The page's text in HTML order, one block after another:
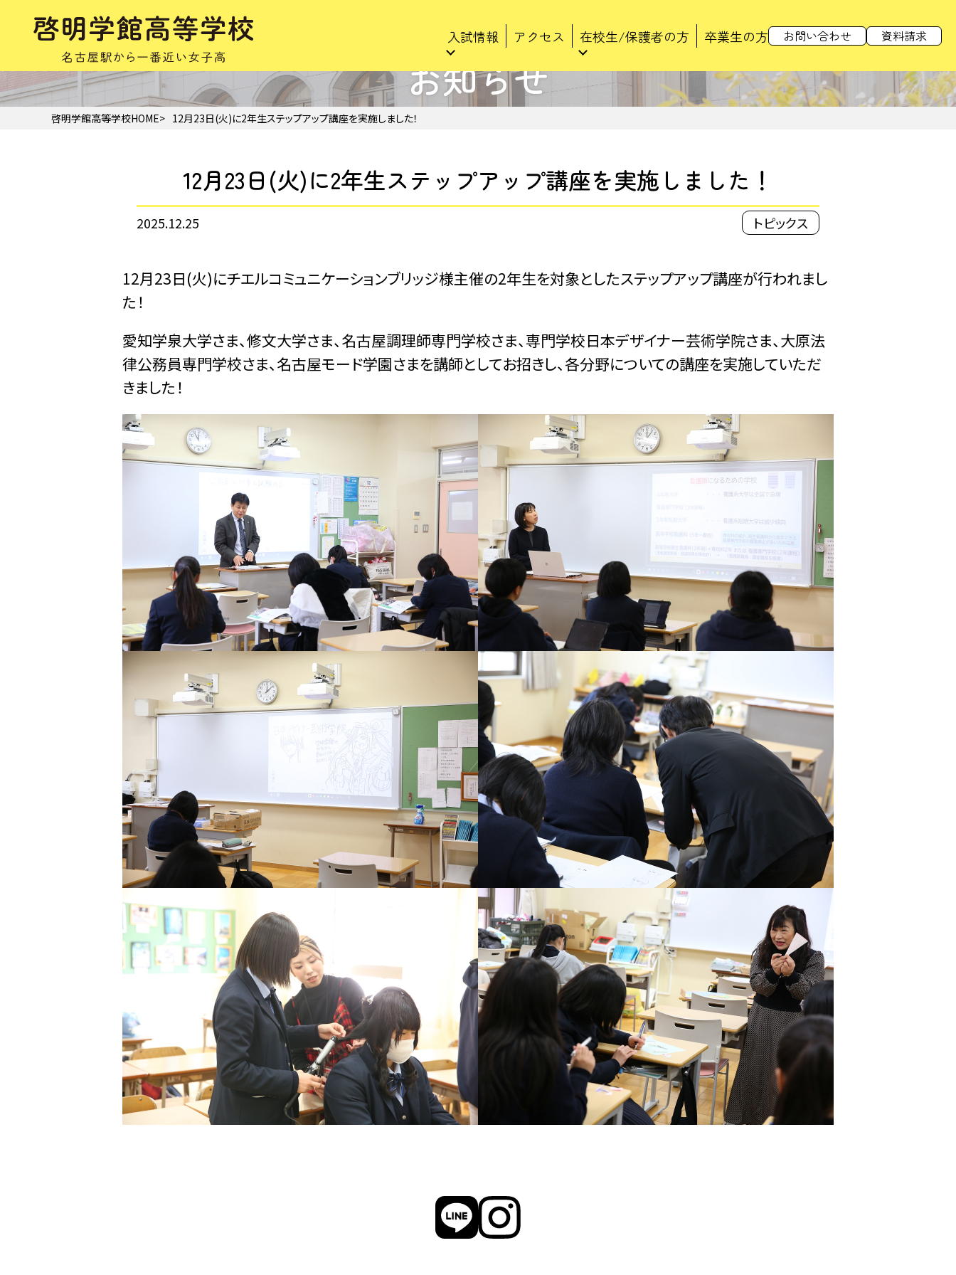
入試情報 アクセス 在校生/保護者の方 卒業生の方 お問い合わせ 資料請求
お知らせ
啓明学館高等学校HOME 12月23日(火)に2年生ステップアップ講座を実施しました！
12月23日(火)に2年生ステップアップ講座を実施しました！
2025.12.25 トピックス
12月23日(火)にチエルコミュニケーションブリッジ様主催の2年生を対象としたステップアップ講座が行われまし
た！
愛知学泉大学さま、修文大学さま、名古屋調理師専門学校さま、専門学校日本デザイナー芸術学院さま、大原法
律公務員専門学校さま、名古屋モード学園さまを講師としてお招きし、各分野についての講座を実施していただ
きました！